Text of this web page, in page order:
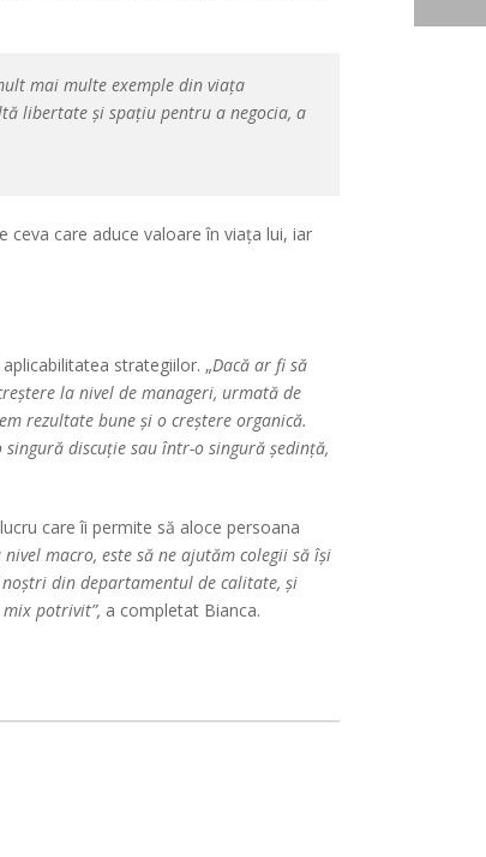
mai multe exemple din viața
libertate și spațiu pentru a negocia, a
care aduce valoare în viața lui, iar
strategiilor. „Dacă ar fi să
la nivel de manageri, urmată de
rezultate bune și o creștere organică.
discuție sau într-o singură ședință,
care îi permite să aloce persoana
macro, este să ne ajutăm colegii să își
din departamentul de calitate, și
potrivit”, a completat Bianca.